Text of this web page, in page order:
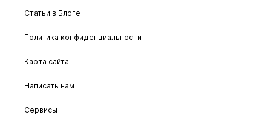
Статьи в Блоге
Политика конфиденциальности
Карта сайта
Написать нам
Сервисы